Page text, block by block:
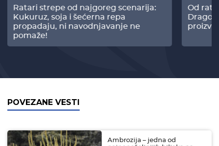
Ratari strepe od najgoreg scenarija:
Kukuruz, soja i šećerna repa
propadaju, ni navodnjavanje ne
pomaže!
Od
POVEZANE VESTI
Ambrozija – jedna od